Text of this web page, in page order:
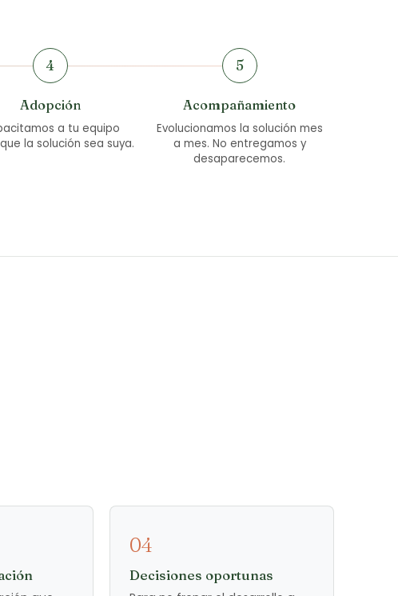
4
Adopción
a tu equipo
la solución sea suya.
5
Acompañamiento
Evolucionamos la solución mes
a mes. No entregamos y
desaparecemos.
04
Decisiones oportunas